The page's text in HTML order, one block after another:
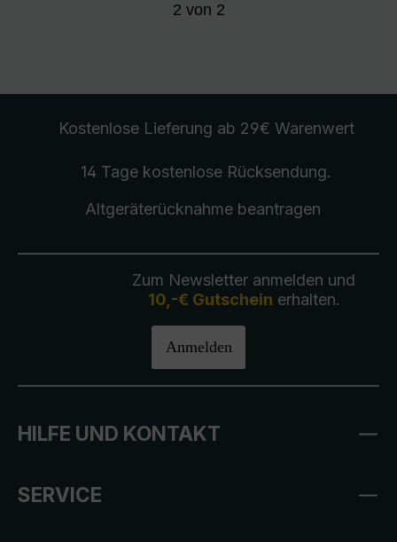
2 von 2
Kostenlose Lieferung ab 29€ Warenwert
14 Tage kostenlose Rücksendung.
Altgeräterücknahmebeantragen
Zum Newsletter anmelden und
10,-€ Gutschein erhalten.
Anmelden
HILFE UND KONTAKT
SERVICE